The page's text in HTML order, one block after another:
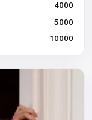
4000
5000
10000